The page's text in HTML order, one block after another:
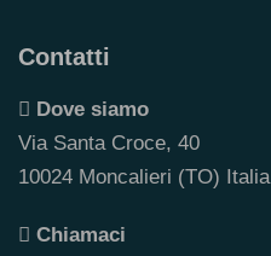
Contatti
Dove siamo
Via Santa Croce, 40
10024 Moncalieri (TO) Italia
Chiamaci